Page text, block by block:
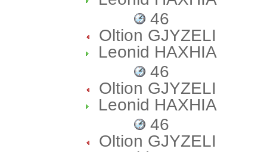
46
Oltion GJYZELI
Leonid HAXHIA
46
Oltion GJYZELI
Leonid HAXHIA
46
Oltion GJYZELI